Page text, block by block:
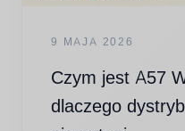
9 MAJA 2026
Czym jest A57
dlaczego